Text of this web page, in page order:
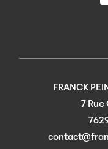
FRANCK
7